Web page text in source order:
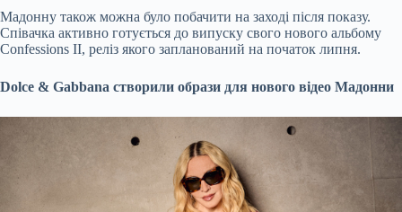
Мадонну також можна було побачити на заході після показу.
Співачка активно готується до випуску свого нового альбому
Confessions II, реліз якого запланований на початок липня.
Dolce & Gabbana створили образи для нового відео Мадонни